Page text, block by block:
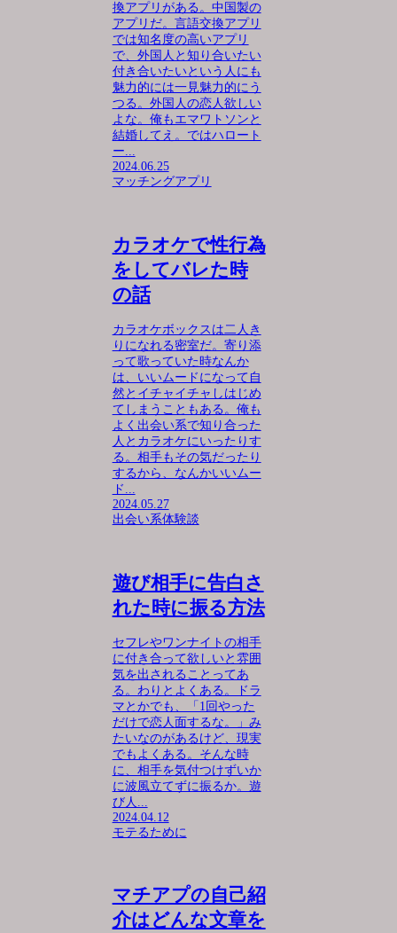
換アプリがある。中国製の
アプリだ。言語交換アプリ
では知名度の高いアプリ
で、外国人と知り合いたい
付き合いたいという人にも
魅力的には一見魅力的にう
つる。外国人の恋人欲しい
よな。俺もエマワトソンと
結婚してえ。ではハロート
ー...
2024.06.25
マッチングアプリ
カラオケで性行為
をしてバレた時
の話
カラオケボックスは二人き
りになれる密室だ。寄り添
って歌っていた時なんか
は、いいムードになって自
然とイチャイチャしはじめ
てしまうこともある。俺も
よく出会い系で知り合った
人とカラオケにいったりす
る。相手もその気だったり
するから、なんかいいムー
ド...
2024.05.27
出会い系体験談
遊び相手に告白さ
れた時に振る方法
セフレやワンナイトの相手
に付き合って欲しいと雰囲
気を出されることってあ
る。わりとよくある。ドラ
マとかでも、「1回やった
だけで恋人面するな。」み
たいなのがあるけど、現実
でもよくある。そんな時
に、相手を気付つけずいか
に波風立てずに振るか。遊
び人...
2024.04.12
モテるために
マチアプの自己紹
介はどんな文章を